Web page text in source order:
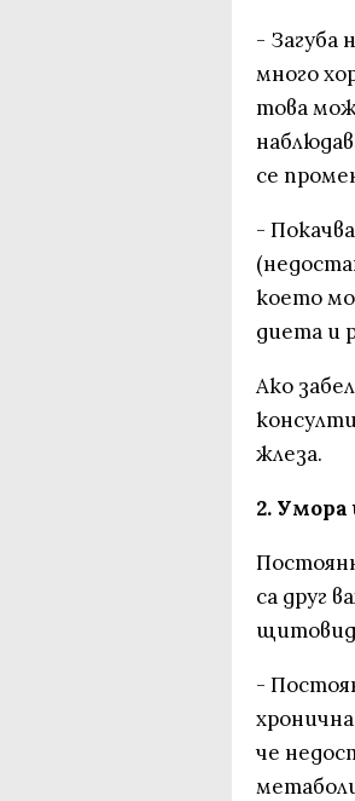
- Загуба
много
това
се
-
което
диета и
Ако
жлеза.
2. Умора
са друг
-
че